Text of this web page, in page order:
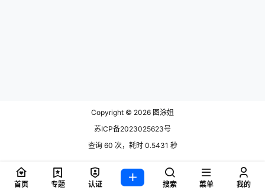
Copyright © 2026 图涂姐
苏ICP备2023025623号
查询 60 次，耗时 0.5431 秒
首页 专题 认证 搜索 菜单 我的